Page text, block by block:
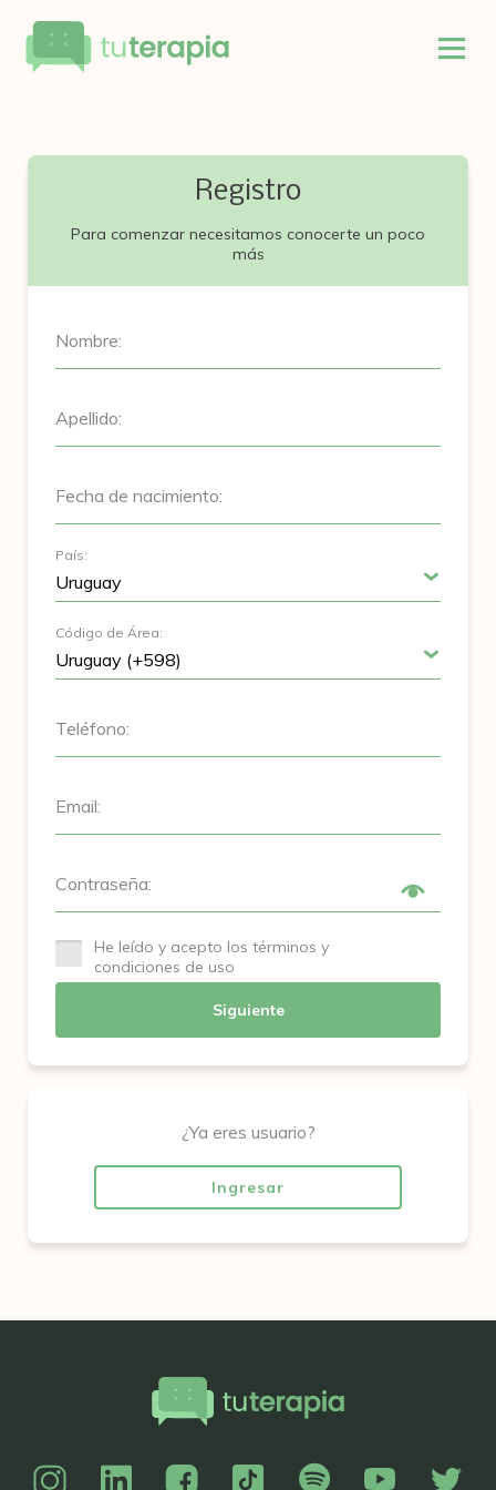
Registro
Para comenzar necesitamos conocerte un poco
más
Nombre:
Apellido:
Fecha de nacimiento:
País:
Código de Área:
Teléfono:
Email:
Contraseña:
He leído y acepto los términos y
condiciones de uso
Siguiente
¿Ya eres usuario?
Ingresar